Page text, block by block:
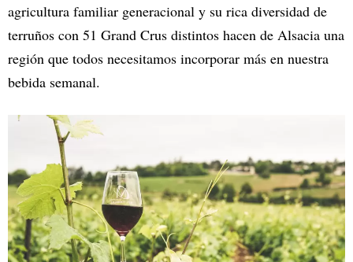
agricultura familiar generacional y su rica diversidad de
terruños con 51 Grand Crus distintos hacen de Alsacia una
región que todos necesitamos incorporar más en nuestra
bebida semanal.